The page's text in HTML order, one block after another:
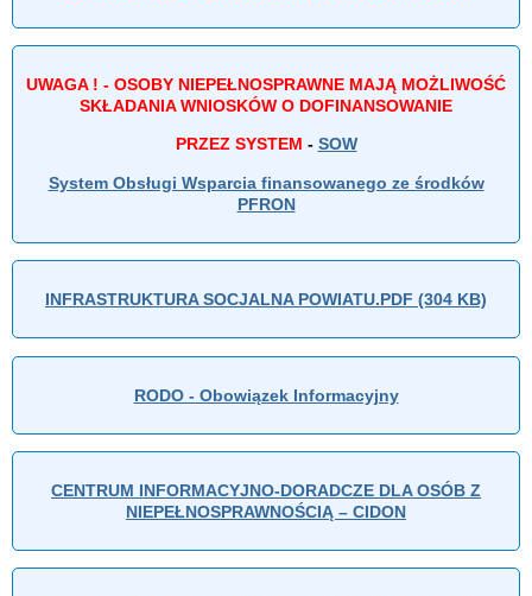
UWAGA ! - OSOBY NIEPEŁNOSPRAWNE MAJĄ MOŻLIWOŚĆ
SKŁADANIA WNIOSKÓW O DOFINANSOWANIE
PRZEZ SYSTEM - SOW
System Obsługi Wsparcia finansowanego ze środków
PFRON
INFRASTRUKTURA SOCJALNA POWIATU.PDF (304 KB)
RODO - Obowiązek Informacyjny
CENTRUM INFORMACYJNO-DORADCZE DLA OSÓB Z
NIEPEŁNOSPRAWNOŚCIĄ – CIDON